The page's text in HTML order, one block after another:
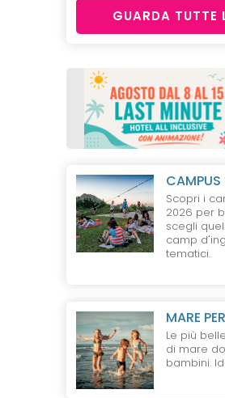
GUARDA TUTTE
Scopri i
2026 per
scegli
camp
tematici.
MARE
Le più
di mare
bambini.